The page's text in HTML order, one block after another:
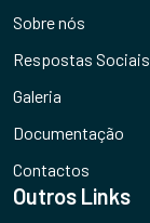
Sobre nós
Respostas Sociais
Galeria
Documentação
Contactos
Outros Links